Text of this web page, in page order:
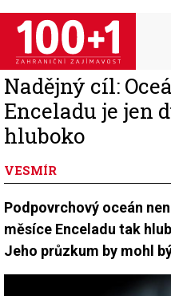
Přejít
hlavnímu
obsahu
Nadějný cíl:
Enceladu je jen
hluboko
VESMÍR
Podpovrchový oceán
měsíce Enceladu tak
Jeho průzkum by mohl